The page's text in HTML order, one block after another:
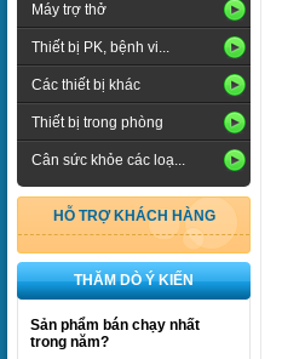
Máy trợ thở
Thiết bị PK, bệnh vi...
Các thiết bị khác
Thiết bị trong phòng
Cân sức khỏe các loạ...
HỖ TRỢ KHÁCH HÀNG
THĂM DÒ Ý KIẾN
Sản phẩm bán chạy nhất
trong năm?